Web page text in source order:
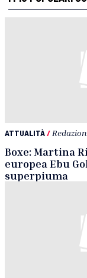
ATTUALITÀ/
Boxe: Martina
europea Ebu
superpiuma